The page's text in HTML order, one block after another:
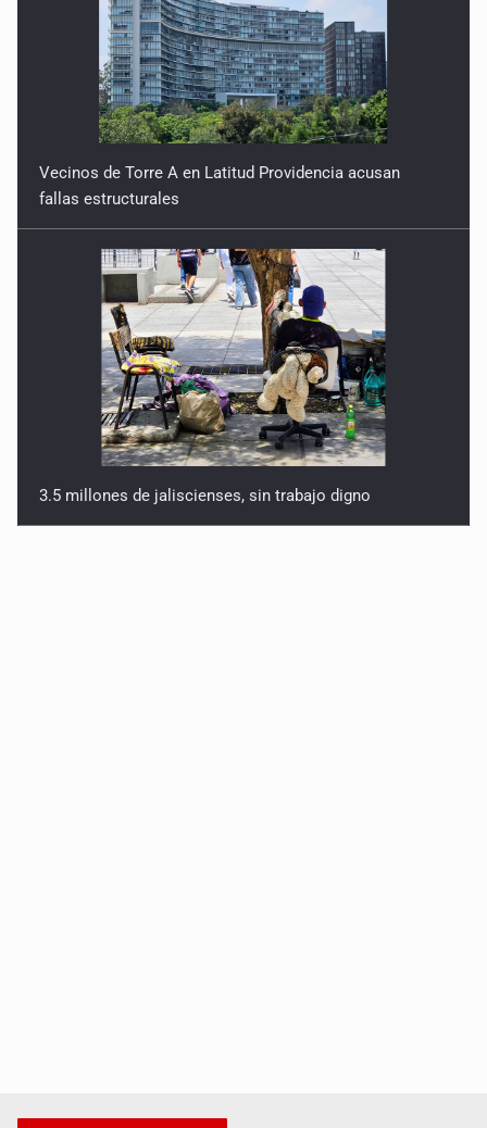
Vecinos de Torre A en Latitud Providencia acusan
fallas estructurales
3.5 millones de jaliscienses, sin trabajo digno